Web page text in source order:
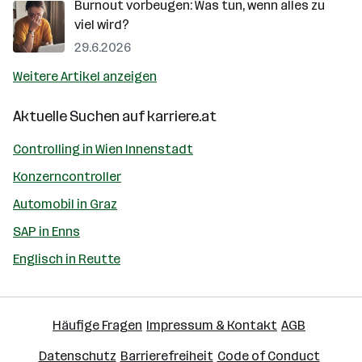
Burnout vorbeugen: Was tun, wenn alles zu
viel wird?
29.6.2026
Weitere Artikel anzeigen
Aktuelle Suchen aufkarriere.at
Controlling in Wien Innenstadt
Konzerncontroller
Automobil in Graz
SAP in Enns
Englisch in Reutte
Häufige Fragen Impressum & Kontakt AGB
Datenschutz Barrierefreiheit Code of Conduct